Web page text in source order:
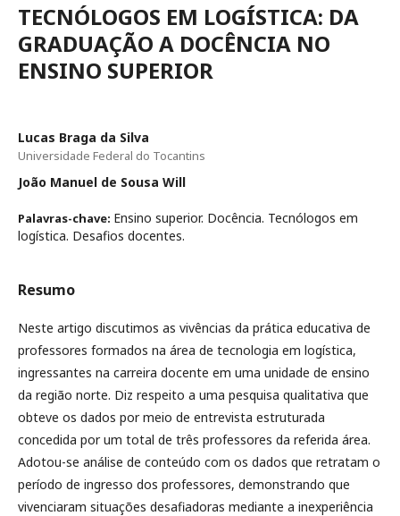
TECNÓLOGOS EM LOGÍSTICA: DA
GRADUAÇÃO A DOCÊNCIA NO
ENSINO SUPERIOR
Lucas Braga da Silva
Universidade Federal do Tocantins
João Manuel de Sousa Will
Palavras-chave: Ensino superior. Docência. Tecnólogos em
logística. Desafios docentes.
Resumo
Neste artigo discutimos as vivências da prática educativa de
professores formados na área de tecnologia em logística,
ingressantes na carreira docente em uma unidade de ensino
da região norte. Diz respeito a uma pesquisa qualitativa que
obteve os dados por meio de entrevista estruturada
concedida por um total de três professores da referida área.
Adotou-se análise de conteúdo com os dados que retratam o
período de ingresso dos professores, demonstrando que
vivenciaram situações desafiadoras mediante a inexperiência